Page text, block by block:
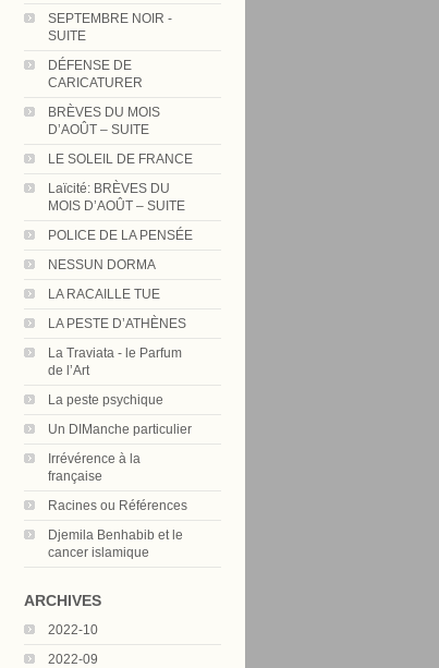
SEPTEMBRE NOIR -
SUITE
DÉFENSE DE
CARICATURER
BRÈVES DU MOIS
D’AOÛT – SUITE
LE SOLEIL DE FRANCE
Laïcité: BRÈVES DU
MOIS D’AOÛT – SUITE
POLICE DE LA PENSÉE
NESSUN DORMA
LA RACAILLE TUE
LA PESTE D’ATHÈNES
La Traviata - le Parfum
de l’Art
La peste psychique
Un DIManche particulier
Irrévérence à la
française
Racines ou Références
Djemila Benhabib et le
cancer islamique
ARCHIVES
2022-10
2022-09